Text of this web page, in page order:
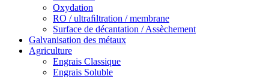
Oxydation
RO / ultraﬁltration / membrane
Surface de décantation / Assèchement
Galvanisation des métaux
Agriculture
Engrais Classique
Engrais Soluble